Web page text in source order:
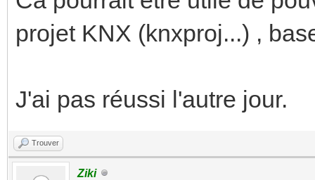
projet KNX (knxproj...) ,
J'ai pas réussi l'autre jour.
Trouver
Ziki